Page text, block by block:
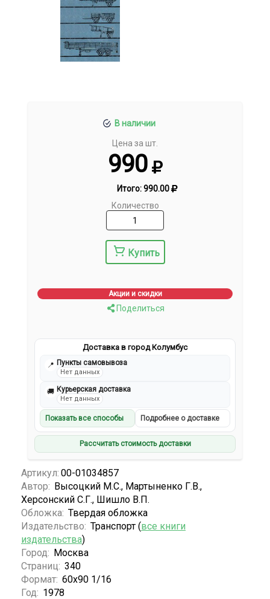
В наличии
Цена за шт.
990
Итого:990.00
Количество
Купить
Акции и скидки
Поделиться
Доставка в город Колумбус
📍 Пункты самовывоза
Нет данных
🚚 Курьерская доставка
Нет данных
Показать все способы Подробнее о доставке
Рассчитать стоимость доставки
Артикул: 00-01034857
Автор: Высоцкий М.С., Мартыненко Г.В.,
Херсонский С.Г., Шишло В.П.
Обложка: Твердая обложка
Издательство: Транспорт (все книги
издательства)
Город: Москва
Страниц: 340
Формат: 60x90 1/16
Год: 1978